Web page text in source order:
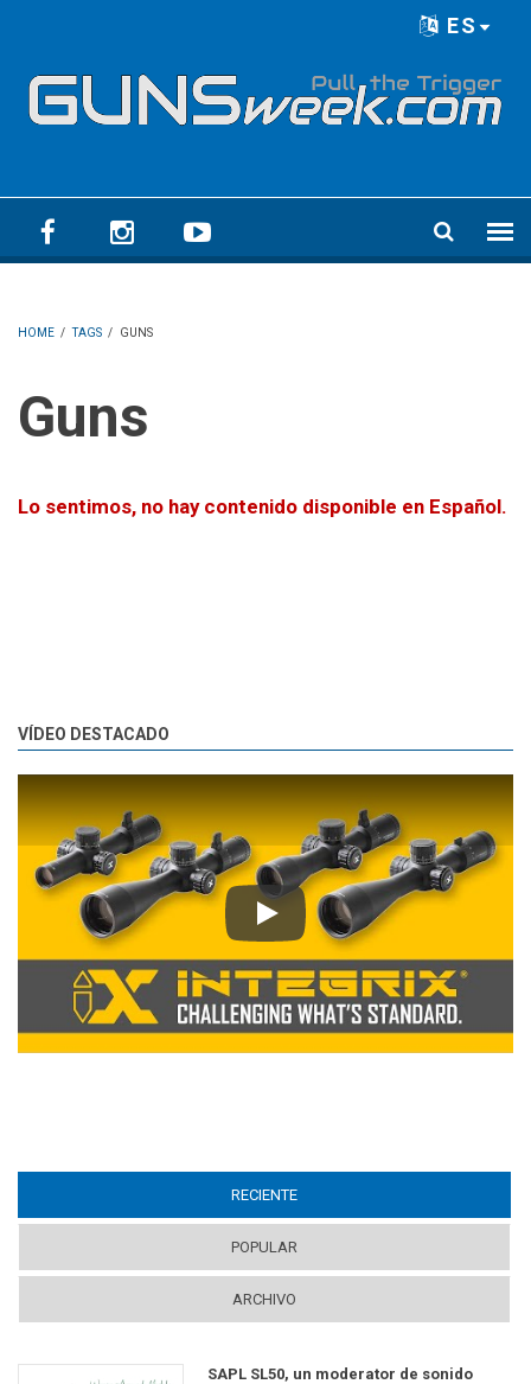
ES
HOME / TAGS / GUNS
Guns
Lo sentimos, no hay contenido disponible en Español.
VÍDEO DESTACADO
Play
RECIENTE
POPULAR
ARCHIVO
SAPL SL50, un moderator de sonido